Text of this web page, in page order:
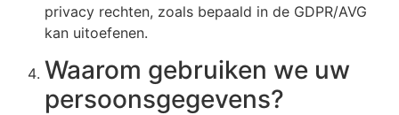
privacy rechten, zoals bepaald in de GDPR/AVG
kan uitoefenen.
Waarom gebruiken we uw
persoonsgegevens?